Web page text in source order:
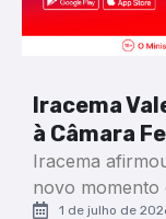
Iracema
à Câmara
Iracema
novo momento
1 de julho de